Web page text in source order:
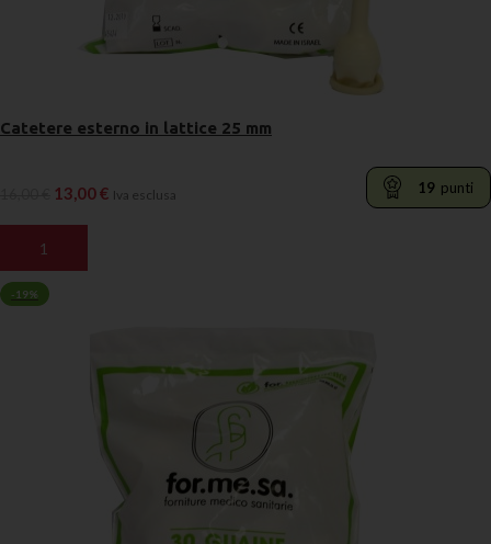
Catetere esterno in lattice 25 mm
13,00€ Iva esclusa 19 punti
AGGIUNGI AL CARRELLO
-19%